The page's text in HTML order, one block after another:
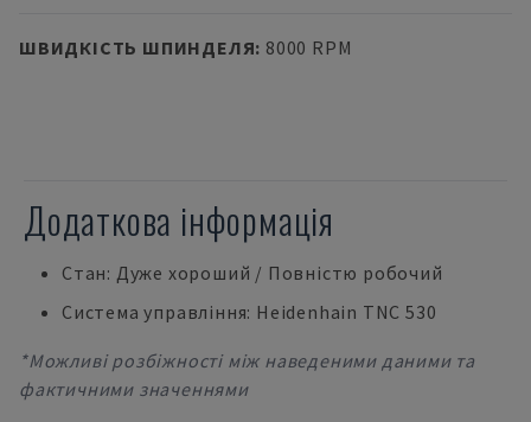
ШВИДКІСТЬ ШПИНДЕЛЯ: 8000 RPM
Додаткова інформація
Стан: Дуже хороший / Повністю робочий
Система управління: Heidenhain TNC 530
*Можливі розбіжності між наведеними даними та
фактичними значеннями